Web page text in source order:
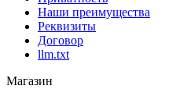
Наши преимущества
Реквизиты
Договор
llm.txt
Магазин